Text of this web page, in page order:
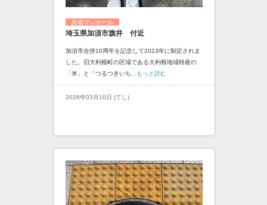
投稿マンホール
埼玉県加須市旗井 付近
加須市合併10周年を記念して2023年に制定されま
した。旧大利根町の区域である大利根地域特産の
「米」と「つるつきいち ...もっと読む
2026年03月10日 (てし)